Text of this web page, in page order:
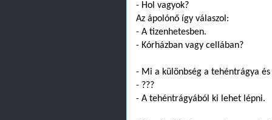
- Hol vagyok?
Az ápolónő így válaszol:
- A tizenhetesben.
- Kórházban vagy cellában?
- Mi a különbség a tehéntrágya
- ???
- A tehéntrágyából ki lehet lépni.